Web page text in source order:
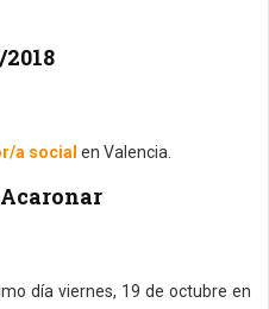
a social en Valencia.
Acaronar
día viernes, 19 de octubre en